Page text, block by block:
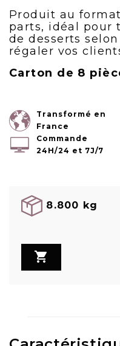
Produit au
parts, idéal pour
de desserts
régaler vos
Carton de 8
Transformé en
France
Commande
24H/24 et 7J/7
8.800 kg
